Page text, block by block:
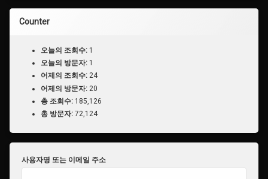
Counter
오늘의 조회수: 1
오늘의 방문자: 1
어제의 조회수: 24
어제의 방문자: 20
총 조회수: 185,126
총 방문자: 72,124
사용자명 또는 이메일 주소